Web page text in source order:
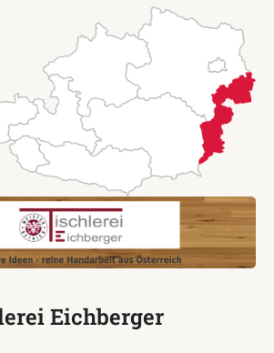
Eichberger